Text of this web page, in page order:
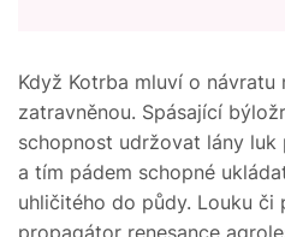
Když Kotrba mluví o návratu
zatravněnou. Spásající
schopnost udržovat lány luk
a tím pádem schopné
uhličitého do půdy. Louku či
propagátor renesance